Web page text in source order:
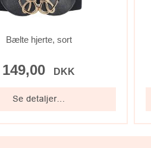
Bælte hjerte, sort
149,00 DKK